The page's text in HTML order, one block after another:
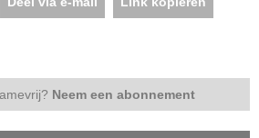
Neem een abonnement